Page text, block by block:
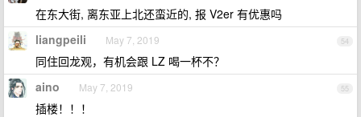
在东大街, 离东亚上北还蛮近的, 报 V2er 有优惠吗
54
liangpeili May 7, 2019
同住回龙观，有机会跟 LZ 喝一杯不？
55
aino May 7, 2019
插楼！！！